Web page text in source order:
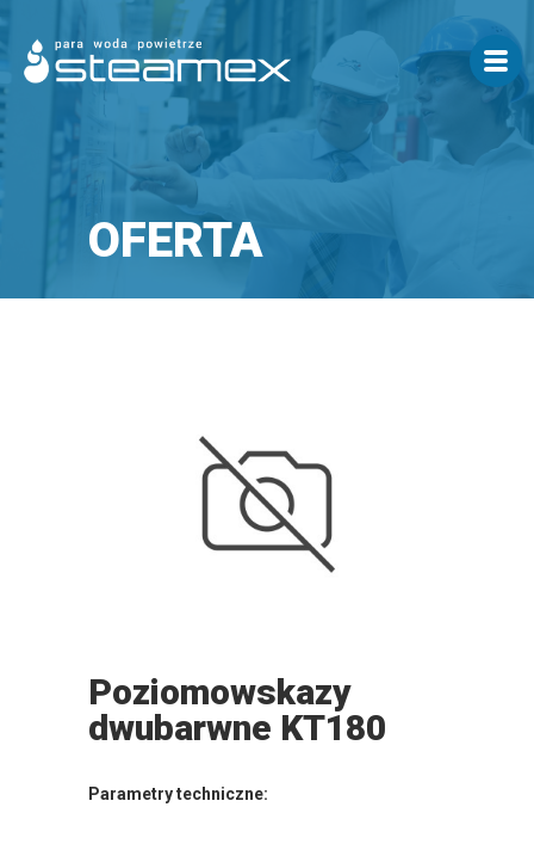
OFERTA
Poziomowskazy
dwubarwne KT180
Parametry techniczne: